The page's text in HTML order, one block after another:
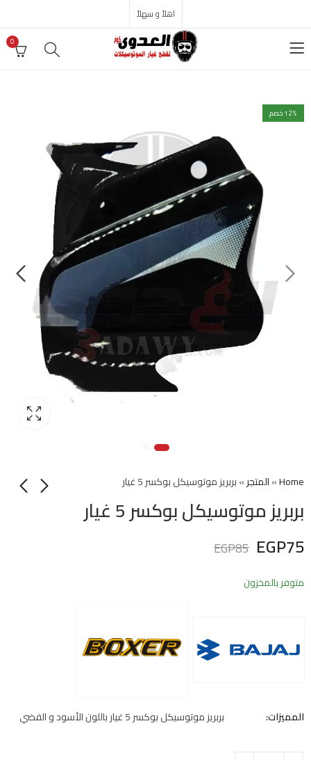
اهلاً و سهلاً
0
12% خصم
Home
»المتجر»بربريز موتوسيكل بوكسر 5 غيار
بربريز موتوسيكل بوكسر 5 غيار
EGP75
EGP85
متوفر بالمخزون
المميزات: بربريز موتوسيكل بوكسر 5 غيار باللون الأسود و الفضي